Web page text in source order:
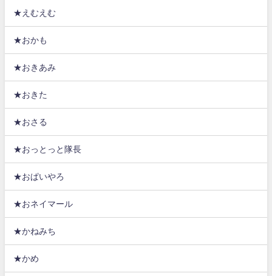
★えむえむ
★おかも
★おきあみ
★おきた
★おさる
★おっとっと隊長
★おぱいやろ
★おネイマール
★かねみち
★かめ